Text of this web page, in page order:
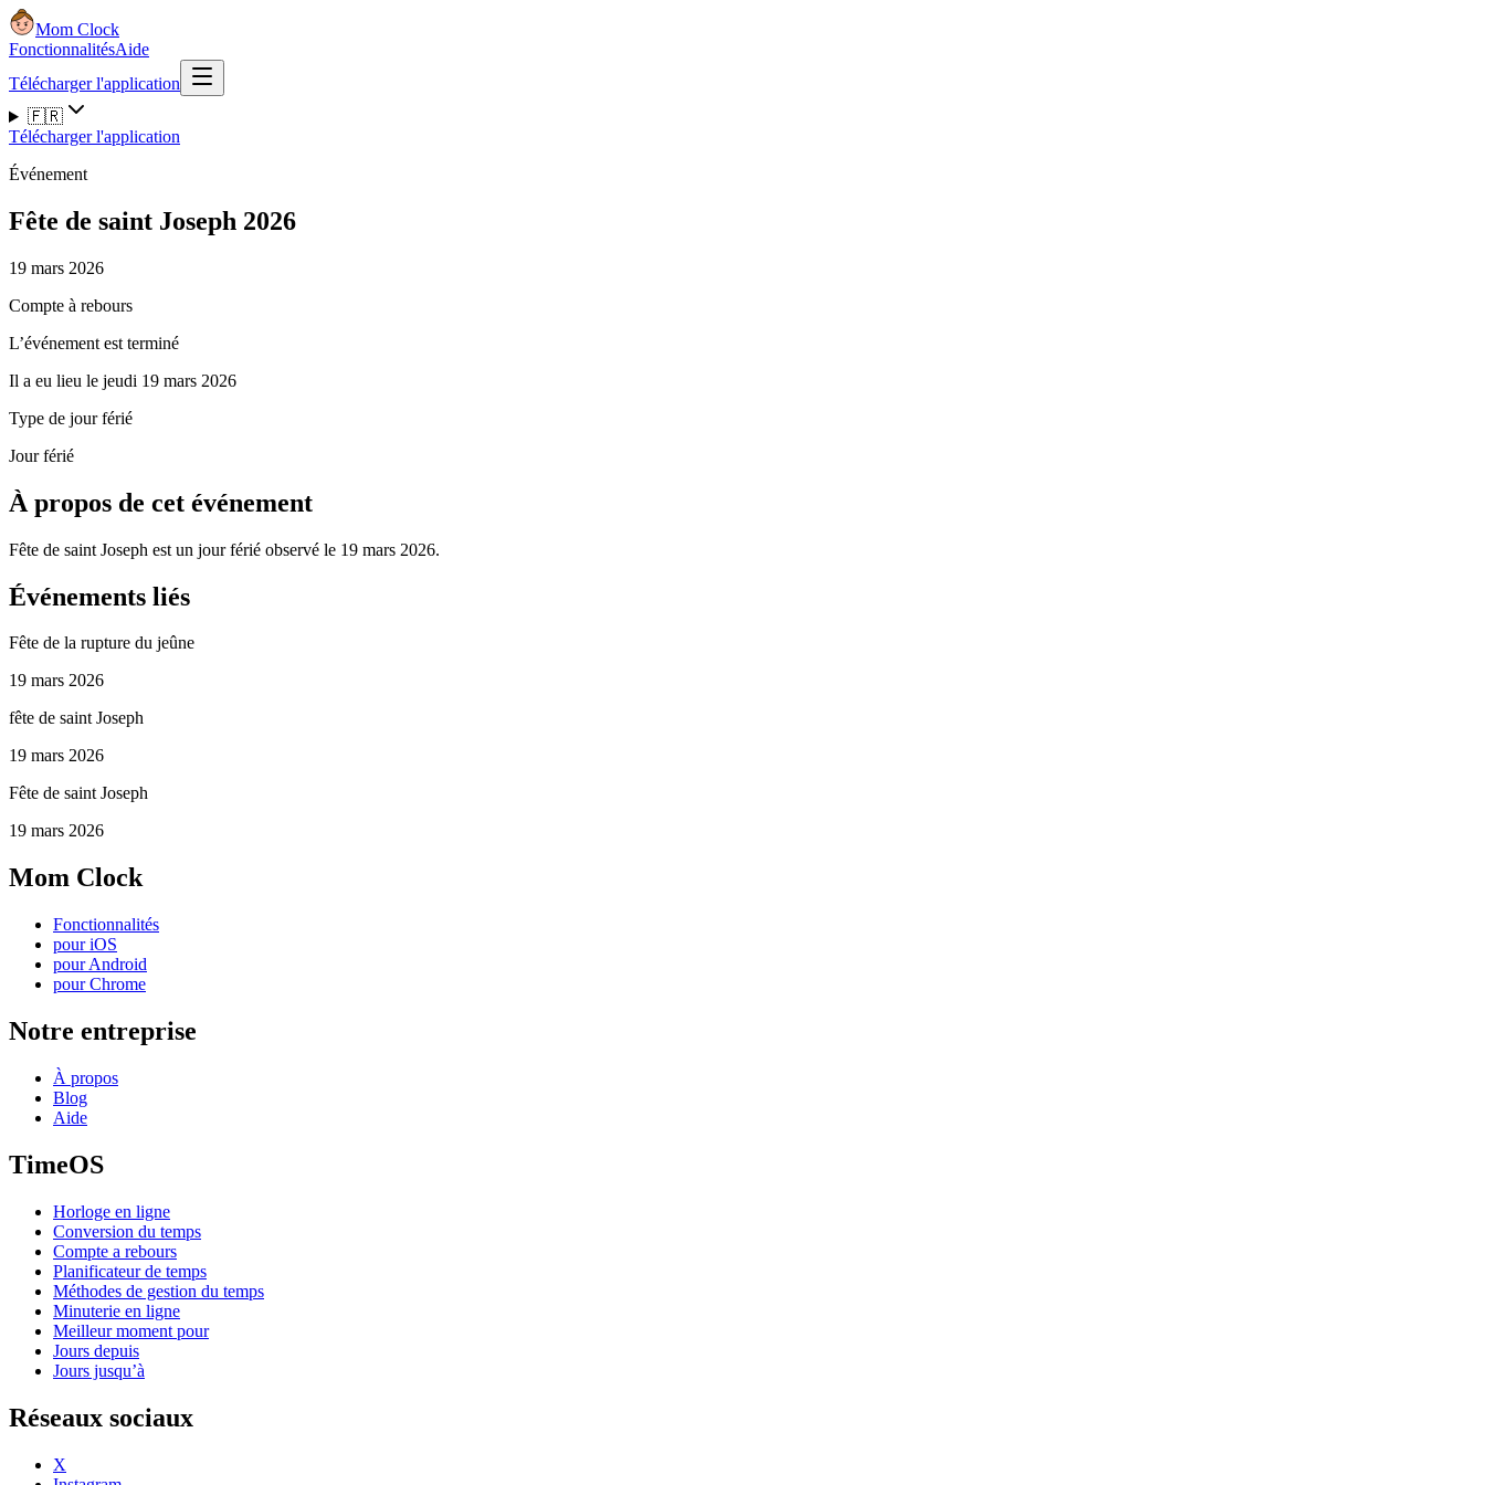
Mom Clock
FonctionnalitésAide
Télécharger l'application
🇫🇷
Télécharger l'application
Événement
Fête de saint Joseph 2026
19 mars 2026
Compte à rebours
L’événement est terminé
Il a eu lieu le jeudi 19 mars 2026
Type de jour férié
Jour férié
À propos de cet événement
Fête de saint Joseph est un jour férié observé le 19 mars 2026.
Événements liés
Fête de la rupture du jeûne
19 mars 2026
fête de saint Joseph
19 mars 2026
Fête de saint Joseph
19 mars 2026
Mom Clock
Fonctionnalités
pour iOS
pour Android
pour Chrome
Notre entreprise
À propos
Blog
Aide
TimeOS
Horloge en ligne
Conversion du temps
Compte a rebours
Planificateur de temps
Méthodes de gestion du temps
Minuterie en ligne
Meilleur moment pour
Jours depuis
Jours jusqu’à
Réseaux sociaux
X